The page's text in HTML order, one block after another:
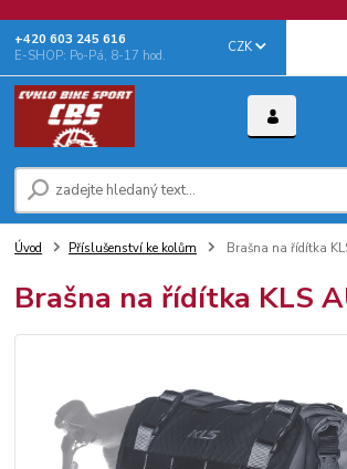
CZK
+‭420 603 245 616‬
E-SHOP: Po-Pá, 8-17 hod.
Úvod Příslušenství ke kolům Brašna na řídítka
Brašna na řídítka KLS